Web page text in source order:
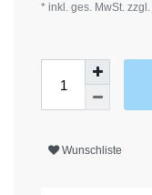
* inkl. ges. MwSt. zzgl.
Wunschliste